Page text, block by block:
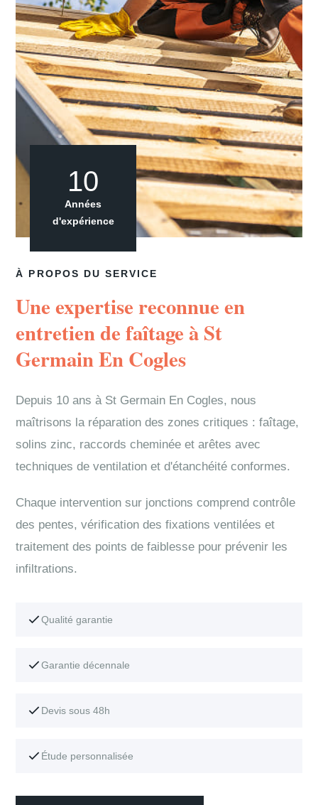
À PROPOS DU SERVICE
Une expertise reconnue en
entretien de faîtage à St
Germain En Cogles
Depuis 10 ans à St Germain En Cogles, nous
maîtrisons la réparation des zones critiques : faîtage,
solins zinc, raccords cheminée et arêtes avec
techniques de ventilation et d'étanchéité conformes.
Chaque intervention sur jonctions comprend contrôle
des pentes, vérification des fixations ventilées et
traitement des points de faiblesse pour prévenir les
infiltrations.
Qualité garantie
Garantie décennale
Devis sous 48h
Étude personnalisée
10
Années
d'expérience